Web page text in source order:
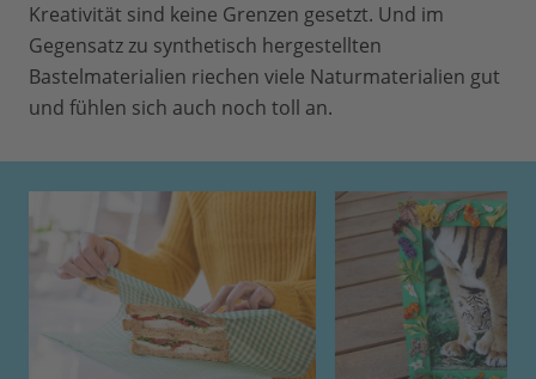
Kreativität sind keine Grenzen gesetzt. Und im
Gegensatz zu synthetisch hergestellten
Bastelmaterialien riechen viele Naturmaterialien gut
und fühlen sich auch noch toll an.